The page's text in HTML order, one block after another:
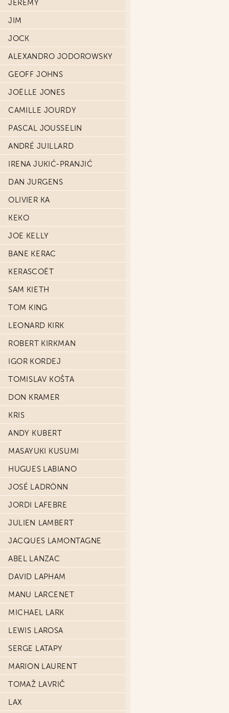
JÉRÉMY
JIM
JOCK
ALEXANDRO JODOROWSKY
GEOFF JOHNS
JOËLLE JONES
CAMILLE JOURDY
PASCAL JOUSSELIN
ANDRÉ JUILLARD
IRENA JUKIĆ-PRANJIĆ
DAN JURGENS
OLIVIER KA
KEKO
JOE KELLY
BANE KERAC
KERASCOËT
SAM KIETH
TOM KING
LEONARD KIRK
ROBERT KIRKMAN
IGOR KORDEJ
TOMISLAV KOŠTA
DON KRAMER
KRIS
ANDY KUBERT
MASAYUKI KUSUMI
HUGUES LABIANO
JOSÉ LADRÖNN
JORDI LAFEBRE
JULIEN LAMBERT
JACQUES LAMONTAGNE
ABEL LANZAC
DAVID LAPHAM
MANU LARCENET
MICHAEL LARK
LEWIS LAROSA
SERGE LATAPY
MARION LAURENT
TOMAŽ LAVRIČ
LAX